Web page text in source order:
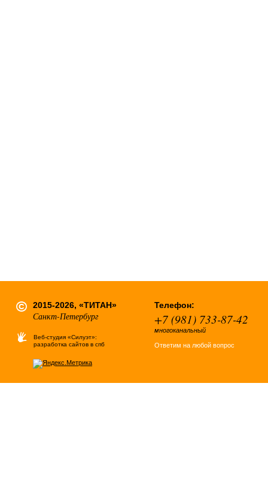
2015-2026, «ТИТАН»
Санкт-Петербург
Веб-студия «Силуэт»:
разработка сайтов в спб
Телефон:
+7 (981) 733-87-42
многоканальный
Ответим на любой вопрос